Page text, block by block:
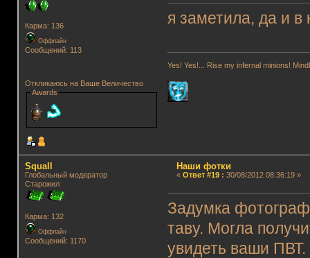
Карма: 136
Оффлайн
Сообщений: 113
Откликаюсь на Ваше Величество
Awards
я заметила, да и в
Yes! Yes!... Rise my infernal minions!
Squall
Глобальный модератор
Старожил
Карма: 132
Оффлайн
Сообщений: 1170
Наши фотки
« Ответ #19: 30/08/2012 08:36:19 »
Задумка
таву. Могла
увидеть ваши